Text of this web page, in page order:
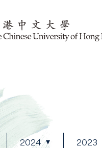
2024 2023